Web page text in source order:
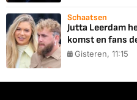
Schaatsen
Jutta Leerdam
komst en fans
Gisteren, 11:15